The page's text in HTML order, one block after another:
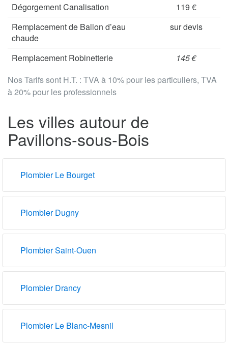
Nos Tarifs sont H.T. : TVA à 10% pour les particuliers, TVA
à 20% pour les professionnels
Dégorgement Canalisation
119 €
Remplacement de Ballon d’eau
chaude
sur devis
Remplacement Robinetterie 145 €
Les villes autour de
Pavillons-sous-Bois
Plombier Le Bourget
Plombier Dugny
Plombier Saint-Ouen
Plombier Drancy
Plombier Le Blanc-Mesnil